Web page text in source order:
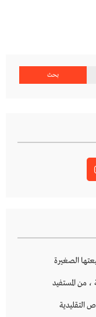
الصغيرة
، من المستفيد
التقليدية